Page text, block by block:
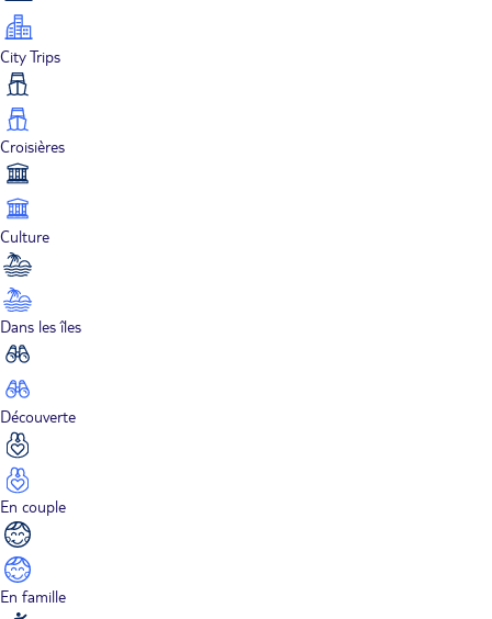
City Trips
Croisières
Culture
Dans les îles
Découverte
En couple
En famille